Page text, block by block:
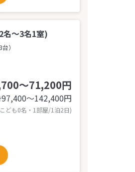
名～3名1室)
）
～71,200円
97,400〜142,400円
ども0名・1部屋/1泊2日)